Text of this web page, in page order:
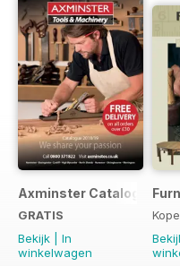
Axminster Catalogue
GRATIS
Bekijk
In
winkelwagen